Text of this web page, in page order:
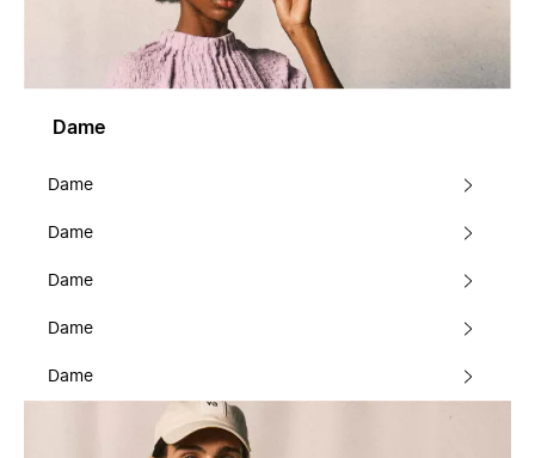
Dame
Dame
Dame
Dame
Dame
Dame